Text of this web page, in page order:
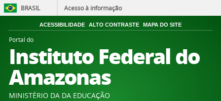
BRASIL Acesso à informação
ACESSIBILIDADE ALTO CONTRASTE MAPA DO SITE
Portal do
Instituto Federal do
Amazonas
MINISTÉRIO DA DA EDUCAÇÃO